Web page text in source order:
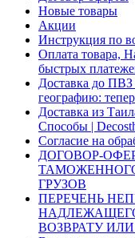
Новые товары
Акции
Инструкция по
Оплата товара,
быстрых
Доставка до ПВЗ
географию:
Доставка из
Способы |
Согласие на
ДОГОВОР-
ГРУЗОВ
ПЕРЕЧЕНЬ
ВОЗВРАТУ